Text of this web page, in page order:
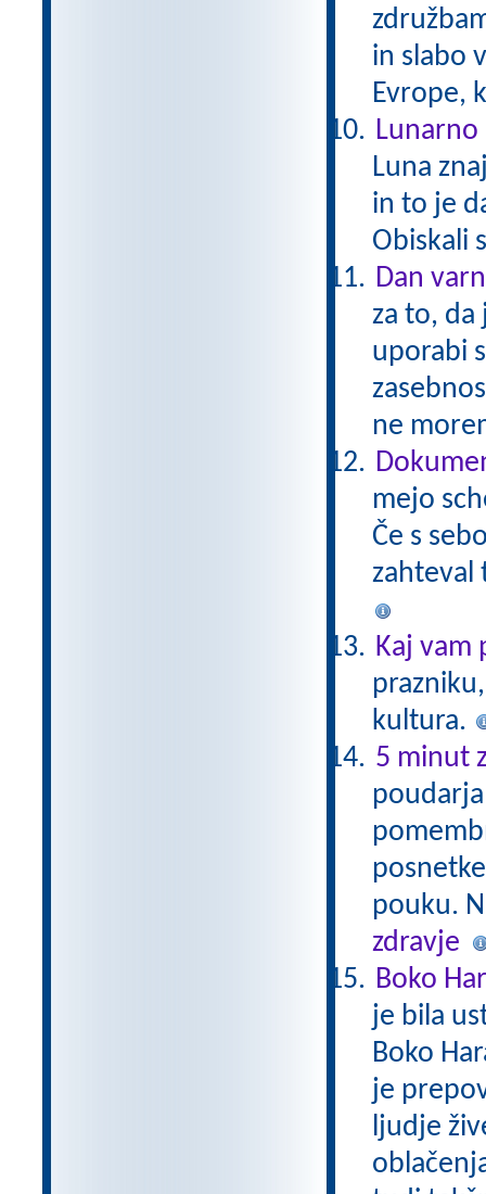
in slabo
Evrope,
Luna
in to je
Obiskali
Dan
za to, da
uporabi
ne
mejo
Če s
zahteval
Kaj vam
kultura.
5 minut
pouku.
zdravje
Boko
je bila
Boko
je
ljudje